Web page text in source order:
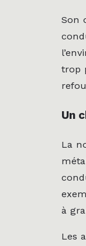
Son
trop
Un
La
à
Les